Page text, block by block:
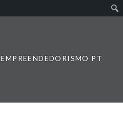
EMPREENDEDORISMO PT